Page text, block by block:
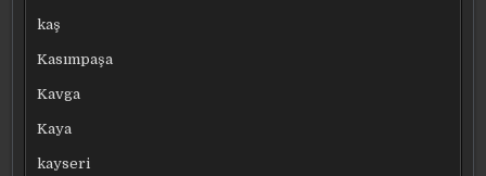
kaş
Kasımpaşa
Kavga
Kaya
kayseri